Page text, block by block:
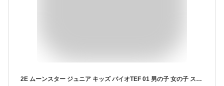
2E ムーンスター ジュニア キッズ バイオTEF 01 男の子 女の子 スクール 上履 上靴 靴 シューズ 汚れにくい 小学生 中学生 入学 入園 屋内 ホワイト 白 ブルー レッド 青 赤 イエロー グリーン 黄色 緑 MoonStar